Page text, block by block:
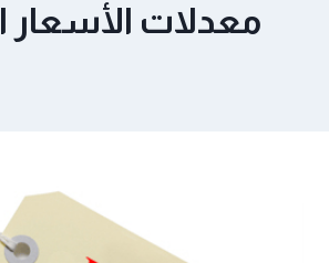
معدلات الأسعار